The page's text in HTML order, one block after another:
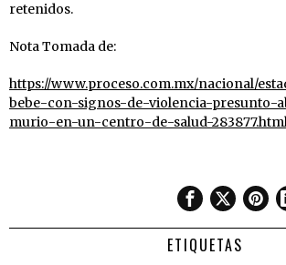
retenidos.
Nota Tomada de:
https://www.proceso.com.mx/nacional/
bebe-con-signos-de-violencia-presunto-
murio-en-un-centro-de-salud-
ETIQUETAS